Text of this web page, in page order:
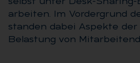
arbeiten. Im Vordergrund
standen dabei Aspekte der
Belastung von